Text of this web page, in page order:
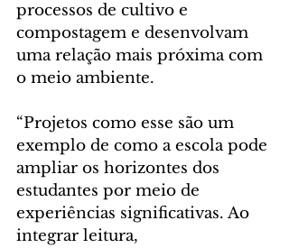
processos de cultivo e
compostagem e desenvolvam
uma relação mais próxima com
o meio ambiente.
“Projetos como esse são um
exemplo de como a escola pode
ampliar os horizontes dos
estudantes por meio de
experiências significativas. Ao
integrar leitura,